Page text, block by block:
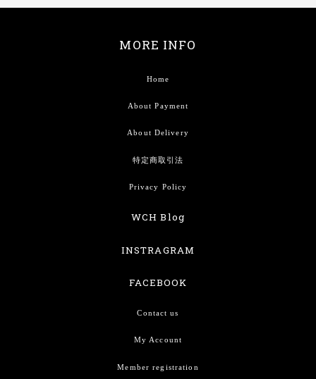
MORE INFO
Home
About Payment
About Delivery
特定商取引法
Privacy Policy
WCH Blog
INSTRAGRAM
FACEBOOK
Contact us
My Account
Member registration